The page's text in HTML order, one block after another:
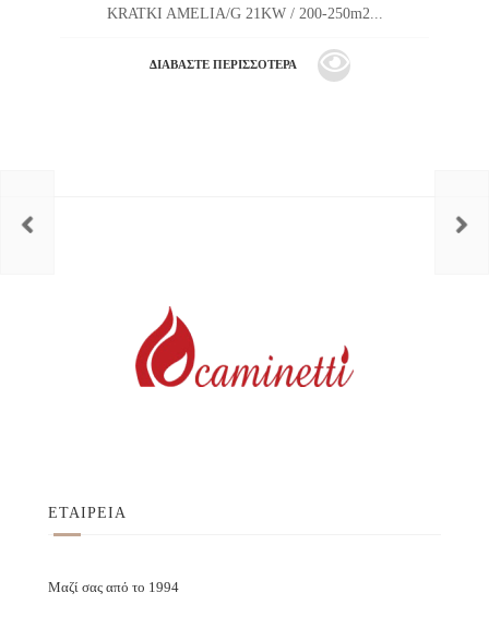
KRATKI AMELIA/G 21KW / 200-250m2...
ΔΙΑΒΆΣΤΕ ΠΕΡΙΣΣΌΤΕΡΑ
ΕΤΑΙΡΕΙΑ
Μαζί σας από το 1994